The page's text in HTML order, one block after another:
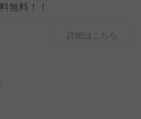
無料！！
詳細はこちら